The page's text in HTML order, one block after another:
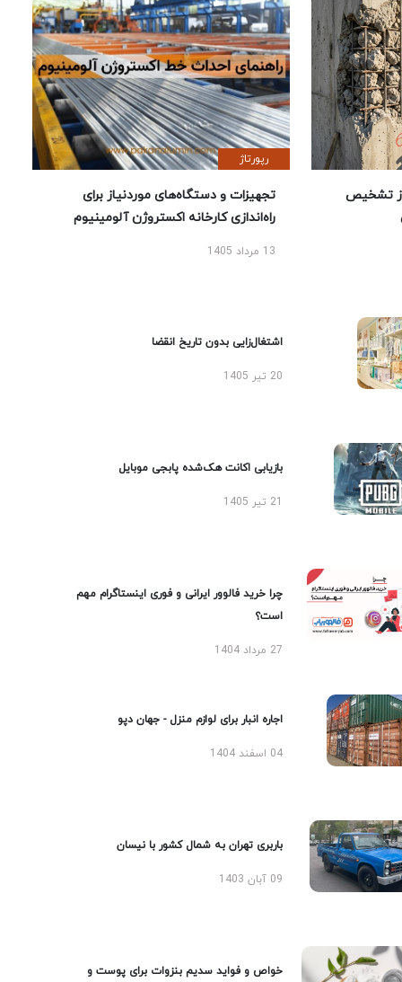
تشخیص
رپورتاژ
تجهیزات و دستگاه‌های موردنیاز برای
راه‌اندازی کارخانه اکستروژن آلومینیوم
13 مرداد 1405
اشتغال‌زایی بدون تاریخ انقضا
20 تیر 1405
بازیابی اکانت هک‌شده پابجی موبایل
چرا خرید فالوور ایرانی و فوری اینستاگرام مهم
است؟
27 مرداد 1404
اجاره انبار برای لوازم منزل - جهان دپو
04 اسفند 1404
باربری تهران به شمال کشور با نیسان
09 آبان 1403
خواص و فواید سدیم بنزوات برای پوست و